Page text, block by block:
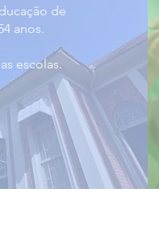
de
anos.
escolas.